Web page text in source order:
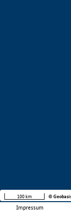
Impressum
100 km ©